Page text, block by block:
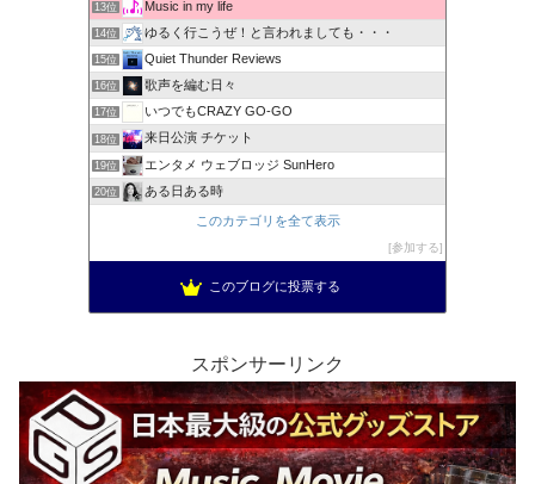
13位 Music in my life
14位 ゆるく行こうぜ！と言われましても・・・
15位 Quiet Thunder Reviews
16位 歌声を編む日々
17位 いつでもCRAZY GO-GO
18位 来日公演 チケット
19位 エンタメ ウェブロッジ SunHero
20位 ある日ある時
このカテゴリを全て表示
参加する
このブログに投票する
スポンサーリンク